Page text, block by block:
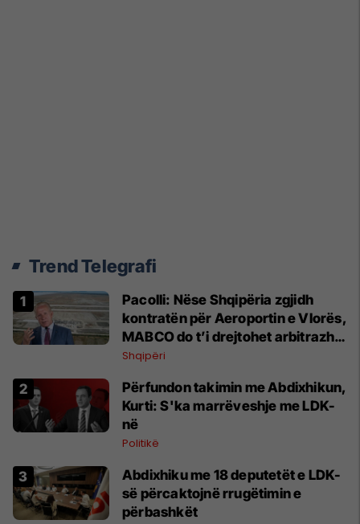
Trend Telegrafi
Pacolli: Nëse Shqipëria zgjidh
kontratën për Aeroportin e Vlorës,
MABCO do t’i drejtohet arbitrazhit
ndërkombëtar
Shqipëri
Përfundon takimin me Abdixhikun,
Kurti: S'ka marrëveshje me LDK-
në
Politikë
Abdixhiku me 18 deputetët e LDK-
së përcaktojnë rrugëtimin e
përbashkët